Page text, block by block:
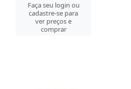
Faça seu login ou
cadastre-se para
ver preços e
comprar